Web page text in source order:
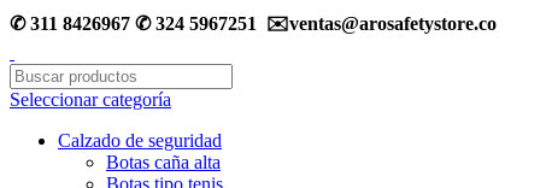
✆ 311 8426967 ✆ 324 5967251 ✉️ventas@arosafetystore.co
Seleccionar categoría
Calzado de seguridad
Botas caña alta
Botas tipo tenis